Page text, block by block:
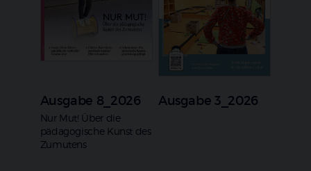
Ausgabe 8_2026
:
Nur Mut! Über die
pädagogische Kunst des
Zumutens
Ausgabe 3_2026